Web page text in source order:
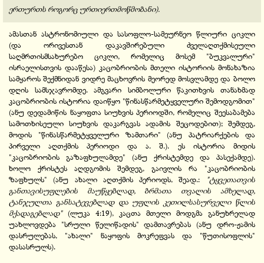
ერთურთს როგორც ურთიერთმოწმობანი).
ამასთან ასტრონომიული და სასოფლო-სამეურნეო წლიური ციკლი
(და ორივესთან დაკავშირებული ძველაღთქმისეული
საღმრთისმსახურებო ციკლი, რომელიც მოსემ "ბუკვალური"
ისრაელისთვის დააწესა) კაცობრიობის მთელი ისტორიის მონახაზია
სამყაროს შექმნიდან ვიდრე მაცხოვრის მეორედ მოსვლამდე და ბოლო
დღის სამსჯავრომდე. ამგვარი სიმბოლური წაკითხვის თანახმად
კაცობრიობის ისტორია დაიწყო "წინასწარმეტყველური შემოდგომით"
(ანუ დედამიწის ნაყოფთა სიუხვის პერიოდში, რომელიც შეესაბამება
სამოთხისეული სიუხვის დაკარგვას ადამის შეცოდებით); შემდეგ,
მოდის "წინასწარმეტყველური ზამთარი" (ანუ პატრიარქების და
პირველი აღთქმის პერიოდი და ა. შ.). ეს ისტორია მიდის
"კაცობრიობის გაზაფხულამდე" (ანუ ქრისტემდე და პასექამდე).
ხოლო ქრისტეს აღდგომის შემდეგ, გაივლის რა "კაცობრიობის
ზაფხულს" (ანუ ახალი აღთქმის პერიოდს, შეად.:
"ტყვეთათვის
განთავისუფლების მაუწყებლად, ბრმათა თვალის ამხელად,
ტანჯულთა განსატევებლად და უფლის კეთილსასურველი წლის
მქადაგებლად" (ლუკა 4:19), კაცთა მთელი მოდგმა განუხრელად
უახლოვდება "სრული წელიწადის" დამთავრებას (ანუ დრო-ჟამის
დასრულებას, "ახალი" ნაყოფის მოკრეფვას და "წუთისოფლის"
დასასრულს).